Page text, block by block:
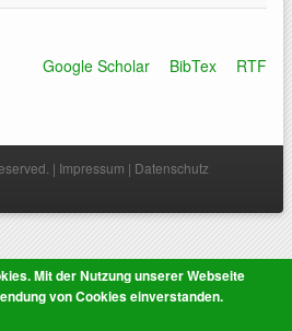
Google Scholar BibTex RTF
| Impressum | Datenschutz
Mit der Nutzung unserer Webseite
von Cookies einverstanden.